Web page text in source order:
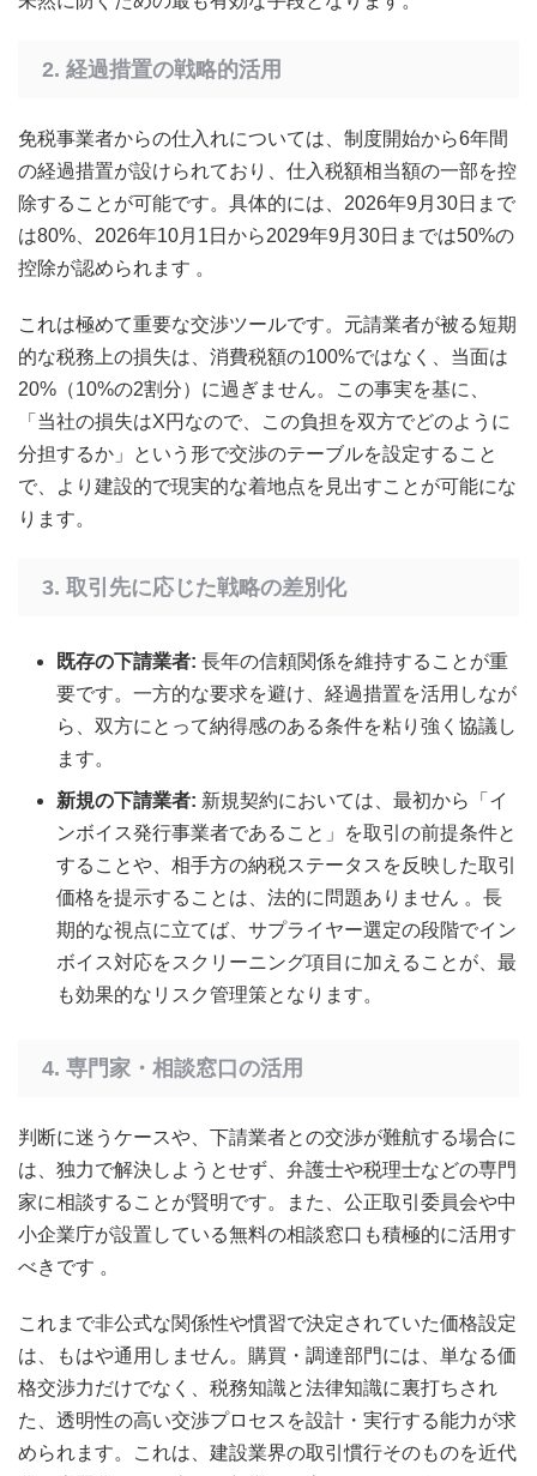
2. 経過措置の戦略的活用
免税事業者からの仕入れについては、制度開始から6年間
の経過措置が設けられており、仕入税額相当額の一部を控
除することが可能です。具体的には、2026年9月30日まで
は80%、2026年10月1日から2029年9月30日までは50%の
控除が認められます 。
これは極めて重要な交渉ツールです。元請業者が被る短期
的な税務上の損失は、消費税額の100%ではなく、当面は
20%（10%の2割分）に過ぎません。この事実を基に、
「当社の損失はX円なので、この負担を双方でどのように
分担するか」という形で交渉のテーブルを設定すること
で、より建設的で現実的な着地点を見出すことが可能にな
ります。
3. 取引先に応じた戦略の差別化
既存の下請業者: 長年の信頼関係を維持することが重
要です。一方的な要求を避け、経過措置を活用しなが
ら、双方にとって納得感のある条件を粘り強く協議し
ます。
新規の下請業者: 新規契約においては、最初から「イ
ンボイス発行事業者であること」を取引の前提条件と
することや、相手方の納税ステータスを反映した取引
価格を提示することは、法的に問題ありません 。長
期的な視点に立てば、サプライヤー選定の段階でイン
ボイス対応をスクリーニング項目に加えることが、最
も効果的なリスク管理策となります。
4. 専門家・相談窓口の活用
判断に迷うケースや、下請業者との交渉が難航する場合に
は、独力で解決しようとせず、弁護士や税理士などの専門
家に相談することが賢明です。また、公正取引委員会や中
小企業庁が設置している無料の相談窓口も積極的に活用す
べきです 。
これまで非公式な関係性や慣習で決定されていた価格設定
は、もはや通用しません。購買・調達部門には、単なる価
格交渉力だけでなく、税務知識と法律知識に裏打ちされ
た、透明性の高い交渉プロセスを設計・実行する能力が求
められます。これは、建設業界の取引慣行そのものを近代